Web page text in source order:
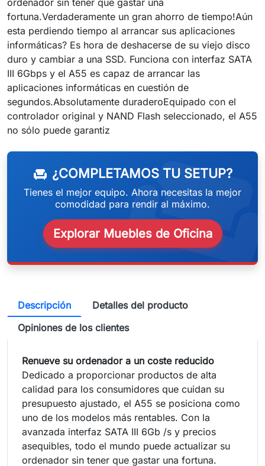
fortuna.Verdaderamente un gran ahorro de tiempo!Aún
esta perdiendo tiempo al arrancar sus aplicaciones
informáticas? Es hora de deshacerse de su viejo disco
duro y cambiar a una SSD. Funciona con interfaz SATA
III 6Gbps y el A55 es capaz de arrancar las
aplicaciones informáticas en cuestión de
segundos.Absolutamente duraderoEquipado con el
controlador original y NAND Flash seleccionado, el A55
no sólo puede garantiz
chair ¿COMPLETAMOS TU SETUP?
Tienes el mejor equipo. Ahora necesitas la mejor
comodidad para rendir al máximo.
Explorar Muebles de Oficina
Descripción
Detalles del producto
Opiniones de los clientes
Renueve su ordenador a un coste reducido
Dedicado a proporcionar productos de alta
calidad para los consumidores que cuidan su
presupuesto ajustado, el A55 se posiciona como
uno de los modelos más rentables. Con la
avanzada interfaz SATA III 6Gb /s y precios
asequibles, todo el mundo puede actualizar su
ordenador sin tener que gastar una fortuna.